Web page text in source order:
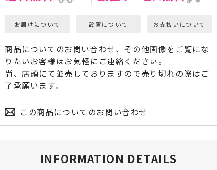
お届けについて 設置について お支払いについて
商品についてのお問い合わせ、その他画像をご覧にな
りたいお客様はお気軽にご連絡ください。
尚、店頭にて並売しておりますので売り切れの際はご
了承願います。
この商品についてのお問い合わせ
INFORMATION DETAILS